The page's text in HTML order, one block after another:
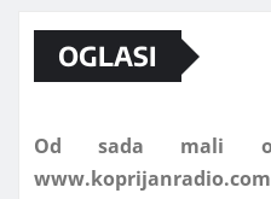
OGLASI
Od sada mali